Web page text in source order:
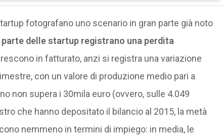
fotografano uno scenario in gran parte già noto
parte delle startup registrano una perdita
in fatturato, anzi si registra una variazione
con un valore di produzione medio pari a
non supera i 30mila euro (ovvero, sulle 4.049
che hanno depositato il bilancio al 2015, la metà
nemmeno in termini di impiego: in media, le